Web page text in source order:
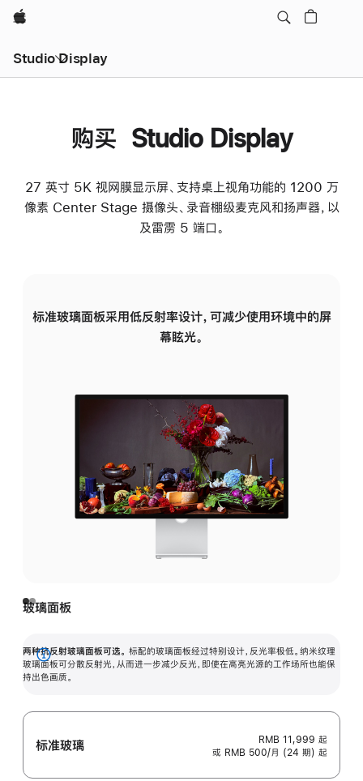
Apple
Studio Display
购买 Studio Display
27 英寸 5K 视网膜显示屏、支持桌上视角功能的 1200 万
像素 Center Stage 摄像头、录音棚级麦克风和扬声器，以
及雷雳 5 端口。
标准玻璃面板采用低反射率设计，可减少使用环境中的屏
幕眩光。
玻璃面板
两种抗反射玻璃面板可选。 标配的玻璃面板经过特别设计，反光率极低。纳米纹理
玻璃面板可分散反射光，从而进一步减少反光，即使在高亮光源的工作场所也能保
持出色画质。
展
开
标准玻璃 RMB 11,999 起
或 RMB 500/月 (24 期) 起